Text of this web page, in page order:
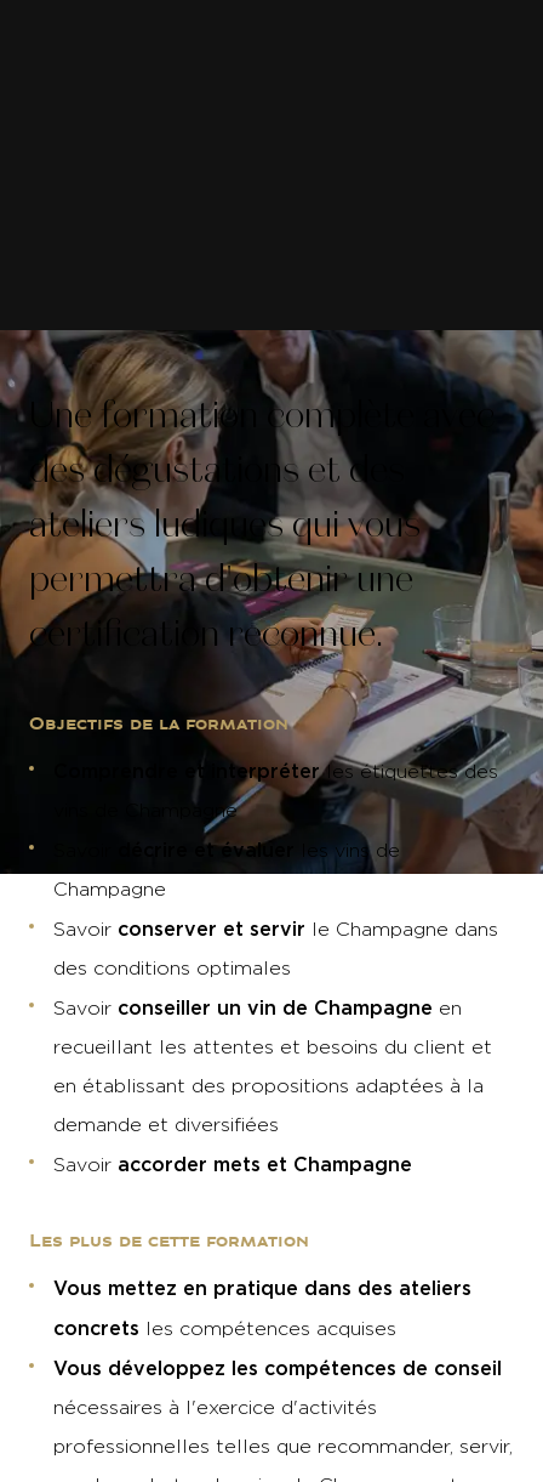
Une formation complète avec
des dégustations et des
ateliers ludiques qui vous
permettra d'obtenir une
certification reconnue.
Objectifs de la formation
Comprendre et interpréterles étiquettes des
vins de Champagne
décrire et évaluer
les vins de
Champagne
Savoir conserver et servir le Champagne dans
des conditions optimales
Savoir conseiller un vin de Champagne en
recueillant les attentes et besoins du client et
en établissant des propositions adaptées à la
demande et diversifiées
Savoir accorder mets et Champagne
Les plus de cette formation
Vous mettez en pratique dans des ateliers
concrets les compétences acquises
Vous développez les compétences de conseil
nécessaires à l'exercice d'activités
professionnelles telles que recommander, servir,